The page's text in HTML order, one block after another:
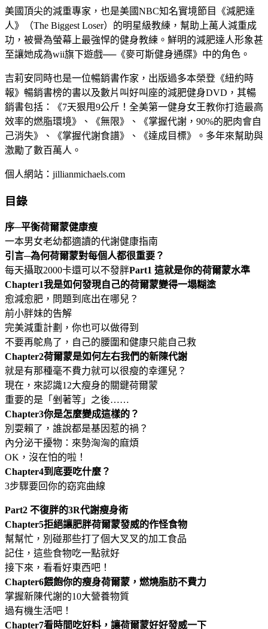
美國頂尖的減重專家，也是美國NBC知名實境節目《減肥達
人》（The Biggest Loser）的明星級教練，幫助上萬人減重成
功，被譽為螢幕上最強悍的健身教練。鮮明的減肥達人形象甚
至讓她成為wii旗下遊戲──《麥可斯健身通牒》中的角色。
吉莉安同時也是一位暢銷書作家，出版過多本榮登《紐約時
報》暢銷書榜的書以及數片叫好叫座的減肥健身DVD，其暢
銷書包括：《7天狠甩9公斤！全美第一健身女王教你打造最高
效率的燃脂環境》、《無限》、《掌握代謝，90%的肥肉會自
己消失》、《掌握代謝食譜》、《達成目標》。多年來幫助與
激勵了數百萬人。
個人網站：jillianmichaels.com
目錄
序─平衡荷爾蒙健康瘦
一本男女老幼都適讀的代謝健康指南
引言─為何荷爾蒙對每個人都很重要？
每天攝取2000卡還可以不發胖Part1 這就是你的荷爾蒙水準
Chapter1我是如何發現自己的荷爾蒙變得一塌糊塗
愈減愈肥，問題到底出在哪兒？
前小胖妹的告解
完美減重計劃，你也可以做得到
不要再鴕鳥了，自己的腰圍和健康只能自己救
Chapter2荷爾蒙是如何左右我們的新陳代謝
就是有那種毫不費力就可以很瘦的幸運兒？
現在，來認識12大瘦身的關鍵荷爾蒙
重要的是「剉著等」之後……
Chapter3你是怎麼變成這樣的？
別耍賴了，誰說都是基因惹的禍？
內分泌干擾物：來勢洶洶的麻煩
OK，沒在怕的啦！
Chapter4到底要吃什麼？
3步驟要回你的窈窕曲線
Part2 不復胖的3R代謝瘦身術
Chapter5拒絕讓肥胖荷爾蒙發威的作怪食物
幫幫忙，別碰那些打了個大叉叉的加工食品
記住，這些食物吃一點就好
接下來，看看好東西吧！
Chapter6餵飽你的瘦身荷爾蒙，燃燒脂肪不費力
掌握新陳代謝的10大營養物質
過有機生活吧！
Chapter7看時間吃好料，讓荷爾蒙好好發威一下